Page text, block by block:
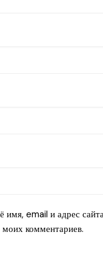
имя, email и адрес
комментариев.